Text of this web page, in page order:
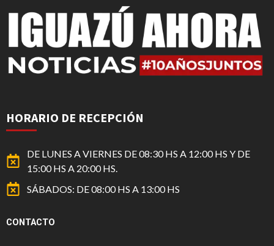
HORARIO DE RECEPCIÓN
DE LUNES A VIERNES DE 08:30 HS A 12:00 HS Y DE
15:00 HS A 20:00 HS.
SÁBADOS: DE 08:00 HS A 13:00 HS
CONTACTO